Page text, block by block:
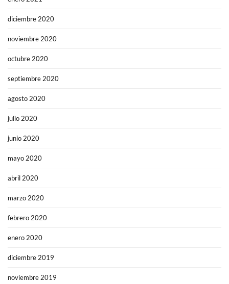
diciembre 2020
noviembre 2020
octubre 2020
septiembre 2020
agosto 2020
julio 2020
junio 2020
mayo 2020
abril 2020
marzo 2020
febrero 2020
enero 2020
diciembre 2019
noviembre 2019